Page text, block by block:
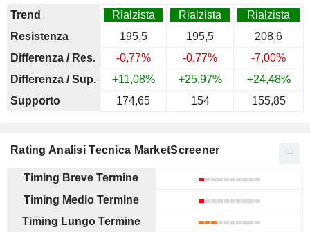
Trend
Rialzista Rialzista
Rialzista
Resistenza
195,5 195,5
208,6
Differenza / Res.
-0,77% -0,77%
-7,00%
Differenza / Sup.
+11,08% +25,97%
+24,48%
Supporto
174,65 154 155,85
Rating Analisi Tecnica MarketScreener
Timing Breve Termine
Timing Medio Termine
Timing Lungo Termine